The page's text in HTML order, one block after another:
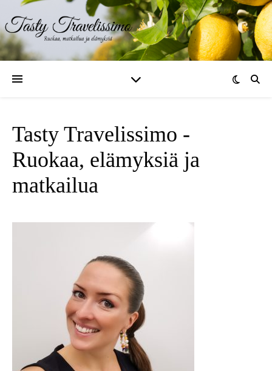
Tasty Travelissimo -
Ruokaa, elämyksiä ja
matkailua